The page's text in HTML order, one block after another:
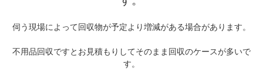
伺う現場によって回収物が予定より増減がある場合があります。
不用品回収ですとお見積もりしてそのまま回収のケースが多いで
す。